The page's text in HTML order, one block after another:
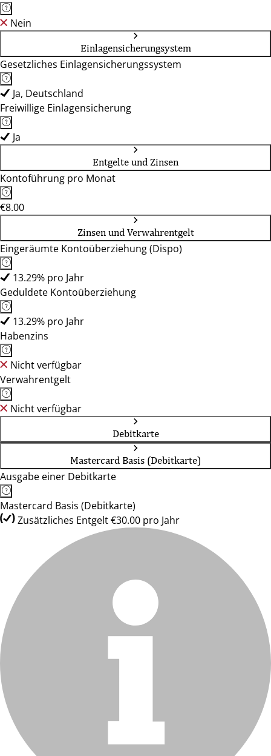
Nein
Einlagensicherungsystem
Gesetzliches Einlagensicherungssystem
Ja, Deutschland
Freiwillige Einlagensicherung
Ja
Entgelte und Zinsen
Kontoführung pro Monat
€8.00
Zinsen und Verwahrentgelt
Eingeräumte Kontoüberziehung (Dispo)
13.29% pro Jahr
Geduldete Kontoüberziehung
13.29% pro Jahr
Habenzins
Nicht verfügbar
Verwahrentgelt
Nicht verfügbar
Debitkarte
Mastercard Basis (Debitkarte)
Ausgabe einer Debitkarte
Mastercard Basis (Debitkarte)
Zusätzliches Entgelt €30.00 pro Jahr